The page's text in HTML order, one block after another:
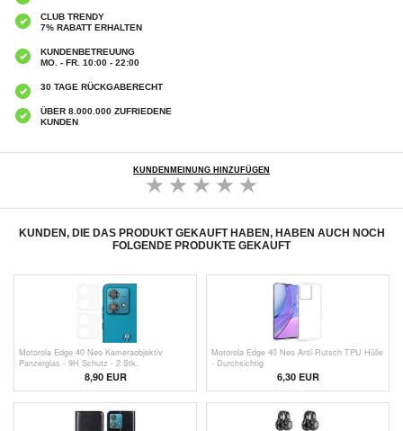
CLUB TRENDY
7% RABATT ERHALTEN
KUNDENBETREUUNG
MO. - FR. 10:00 - 22:00
30 TAGE RÜCKGABERECHT
ÜBER 8.000.000 ZUFRIEDENE
KUNDEN
KUNDENMEINUNG HINZUFÜGEN
KUNDEN, DIE DAS PRODUKT GEKAUFT HABEN, HABEN AUCH NOCH
FOLGENDE PRODUKTE GEKAUFT
Motorola Edge 40 Neo Kameraobjektiv
Panzerglas - 9H Schutz - 2 Stk.
8,90 EUR
Motorola Edge 40 Neo Anti-Rutsch TPU Hülle
- Durchsichtig
6,30 EUR